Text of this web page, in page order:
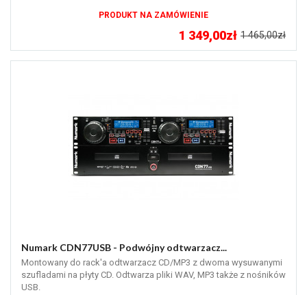
PRODUKT NA ZAMÓWIENIE
1 465,00zł
1 349,00zł
Numark CDN77USB - Podwójny odtwarzacz...
Montowany do rack'a odtwarzacz CD/MP3 z dwoma wysuwanymi
szufladami na płyty CD. Odtwarza pliki WAV, MP3 także z nośników
USB.